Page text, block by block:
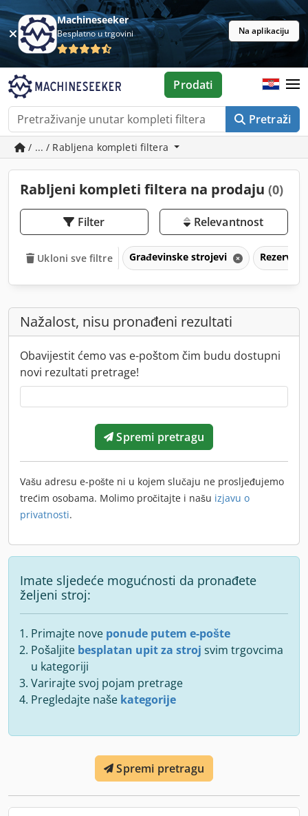
Machineseeker
Besplatno u trgovini Na aplikaciju
Pretraži
Prodati
/ ... / Rabljena kompleti filtera
Rabljeni kompleti filtera na prodaju (0)
Filter Relevantnost
Ukloni sve filtre Građevinske strojevi Rezervni
Nažalost, nisu pronađeni rezultati
Obavijestit ćemo vas e-poštom čim budu dostupni
novi rezultati pretrage!
Spremi pretragu
Vašu adresu e-pošte ni u kojem slučaju ne prosljeđujemo
trećim osobama. Molimo pročitajte i našu izjavu o
privatnosti.
Imate sljedeće mogućnosti da pronađete
željeni stroj:
Primajte nove ponude putem e-pošte
Pošaljite besplatan upit za stroj svim trgovcima
u kategoriji
Varirajte svoj pojam pretrage
Pregledajte naše kategorije
Spremi pretragu